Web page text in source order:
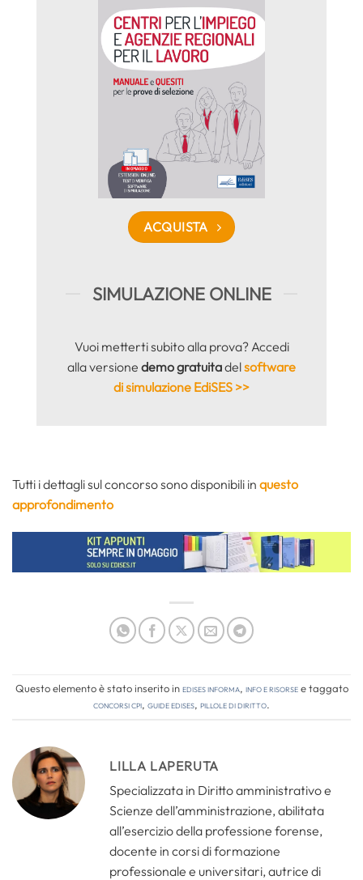
ACQUISTA
SIMULAZIONE ONLINE
Vuoi metterti subito alla prova? Accedi
alla versione demo gratuitadelsoftware
di simulazione EdiSES >>
Tutti i dettagli sul concorso sono disponibili in questo
approfondimento
Questo elemento è stato inserito inEdises informa, Info e risorsee taggato
concorsi cpi, guide edises, pillole di diritto.
LILLA LAPERUTA
Specializzata in Diritto amministrativo e
Scienze dell’amministrazione, abilitata
all’esercizio della professione forense,
docente in corsi di formazione
professionale e universitari, autrice di